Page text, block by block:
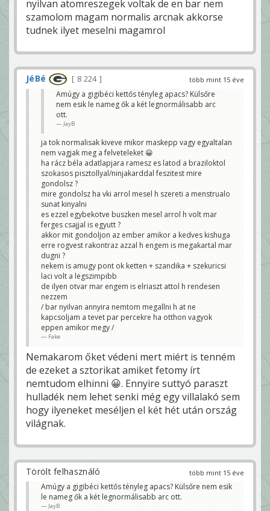
nyilvan atomreszegek voltak de en bar nem
szamolom magam normalis arcnak akkorse
tudnek ilyet meselni magamrol
több mint 15 éve
JéBé
8 224
Amúgy a gigibéci kettős tényleg apacs? Külsőre
nem esik le nameg ők a két legnormálisabb arc
ott.
JayB
ja tok normalisak kiveve mikor maskepp vagy egyaltalan
nem vagjak meg a felveteleket 😀
ha rácz béla adatlapjara ramesz es latod a braziloktol
szokasos pisztollyal/ninjakarddal feszitest mire
gondolsz ?
mire gondolsz ha vki arrol mesel h szereti a menstrualo
sunat kinyalni
es ezzel egybekotve buszken mesel arrol h volt mar
ferges csajjal is egyutt ?
akkor mit gondoljon az ember amikor a kedves kishuga
erre rogvest rakontraz azzal h engem is megakartal mar
dugni ?
nekem is amugy pont ok ketten + szandika + szekuricsi
laci volt a legszimpibb
de ilyen otvar mar engem is elriaszt attol h rendesen
nezzem
/ bar nyilvan annyira nemtom megallni h at ne
kapcsoljam a tevet par percekre ha otthon vagyok
eppen amikor megy /
Fake
Nemakarom őket védeni mert miért is tenném
de ezeket a sztorikat amiket fetomy írt
nemtudom elhinni 😀. Ennyire suttyó paraszt
hulladék nem lehet senki még egy villalakó sem
hogy ilyeneket meséljen el két hét után ország
világnak.
több mint 15 éve
Törölt felhasználó
Amúgy a gigibéci kettős tényleg apacs? Külsőre nem esik
le nameg ők a két legnormálisabb arc ott.
JayB